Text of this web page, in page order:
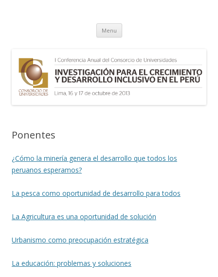
de Universidades
Menu Skip to content
Ponentes
¿Cómo la minería genera el desarrollo que todos los
peruanos esperamos?
La pesca como oportunidad de desarrollo para todos
La Agricultura es una oportunidad de solución
Urbanismo como preocupación estratégica
La educación: problemas y soluciones